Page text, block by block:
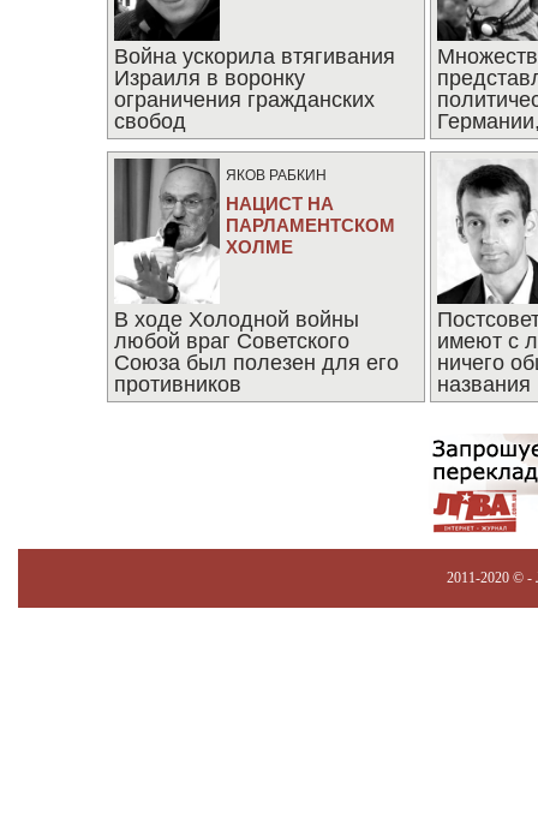
Война ускорила втягивания
Израиля в воронку
ограничения гражданских
свобод
ЯКОВ РАБКИН
НАЦИСТ НА
ПАРЛАМЕНТСКОМ
ХОЛМЕ
В ходе Холодной войны
любой враг Советского
Союза был полезен для его
противников
имеют с
ничего
названия
2011-2020 © -